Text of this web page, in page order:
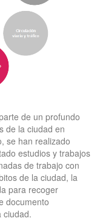
de un profundo
de la ciudad en
se han realizado
estudios y trabajos
de trabajo con
de la ciudad, la
para recoger
documento
ciudad.